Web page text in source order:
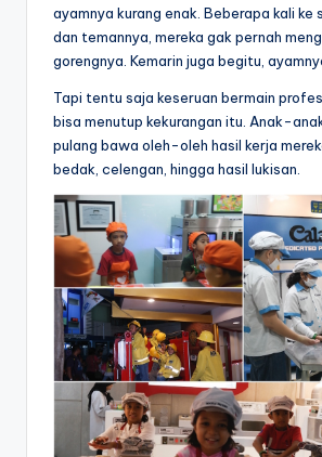
ayamnya kurang enak. Beberapa kali ke
dan temannya, mereka gak pernah
gorengnya. Kemarin juga begitu,
Tapi tentu saja keseruan bermain
bisa menutup kekurangan itu. Anak-
pulang bawa oleh-oleh hasil kerja
bedak, celengan, hingga hasil lukisan.